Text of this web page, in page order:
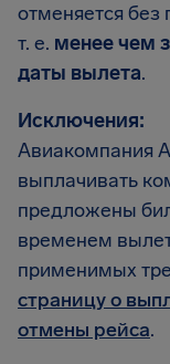
отменяется без
т. е. менее чем
даты вылета.
Исключения:
Авиакомпания
выплачивать
предложены
временем
применимых
страницу о
отмены рейса.